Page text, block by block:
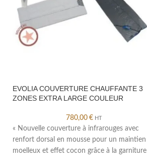
EVOLIA COUVERTURE CHAUFFANTE 3
ZONES EXTRA LARGE COULEUR
780,00€ HT
« Nouvelle couverture à infrarouges avec
renfort dorsal en mousse pour un maintien
moelleux et effet cocon grâce à la garniture